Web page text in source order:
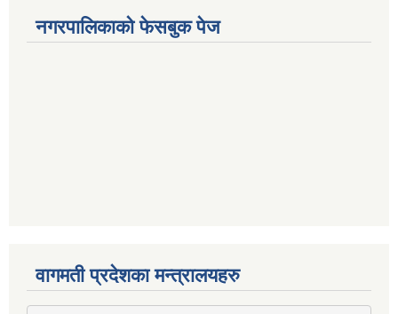
नगरपालिकाको फेसबुक पेज
वागमती प्रदेशका मन्त्रालयहरु